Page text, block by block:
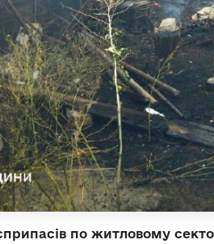
по житловому